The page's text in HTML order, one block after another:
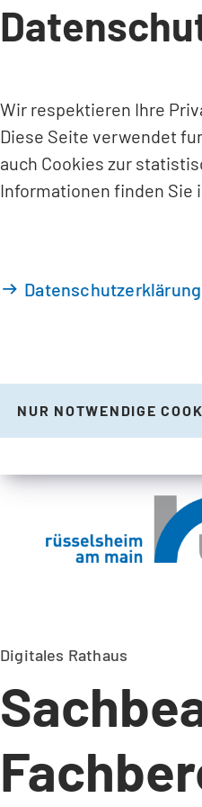
INHALT ANSPRINGEN
Wir respektieren Ihre
Diese Seite verwendet
auch Cookies zur
Informationen finden Sie
NUR NOTWENDIGE
Digitales Rathaus